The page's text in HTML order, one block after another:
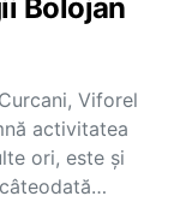
Bolojan
Viforel
activitatea
ori, este și